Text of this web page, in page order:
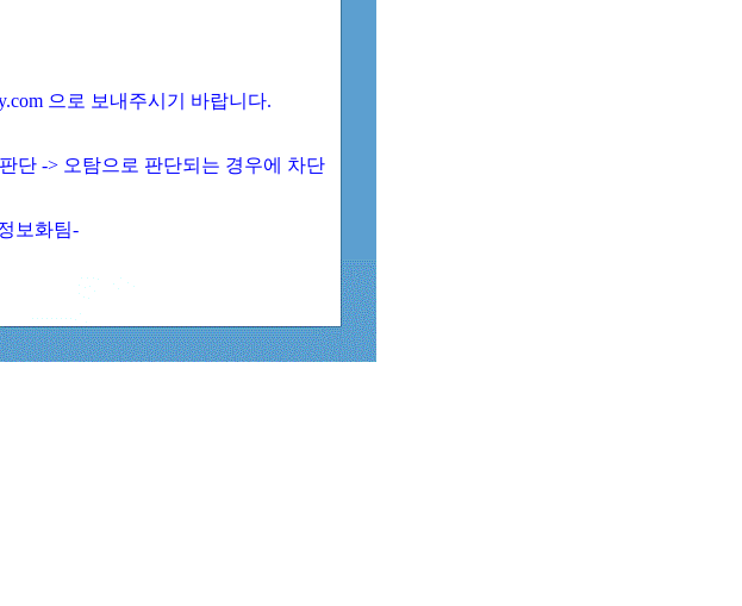
으로 보내주시기 바랍니다.
단 -> 오탐으로 판단되는 경우에 차단
보화팀-